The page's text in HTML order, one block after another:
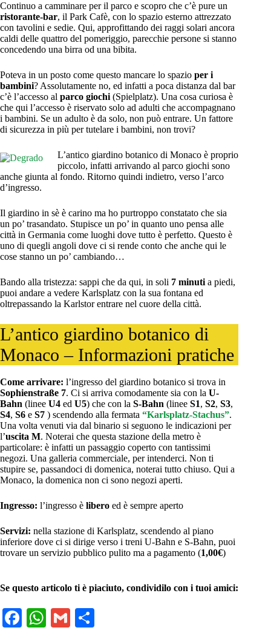
Continuo a camminare per il parco e scopro che c’è pure un
ristorante-bar, il Park Cafè, con lo spazio esterno attrezzato
con tavolini e sedie. Qui, approfittando dei raggi solari ancora
caldi delle quattro del pomeriggio, parecchie persone si stanno
concedendo una birra od una bibita.
Poteva in un posto come questo mancare lo spazio per i
bambini? Assolutamente no, ed infatti a poca distanza dal bar
c’è l’accesso al parco giochi (Spielplatz). Una cosa curiosa è
che qui l’accesso è riservato solo ad adulti che accompagnano
i bambini. Se un adulto è da solo, non può entrare. Un fattore
di sicurezza in più per tutelare i bambini, non trovi?
L’antico giardino botanico di Monaco è proprio
piccolo, infatti arrivando al parco giochi sono
anche giunta al fondo. Ritorno quindi indietro, verso l’arco
d’ingresso.
Il giardino in sè è carino ma ho purtroppo constatato che sia
un po’ trasandato. Stupisce un po’ in quanto uno pensa alle
città in Germania come luoghi dove tutto è perfetto. Questo è
uno di quegli angoli dove ci si rende conto che anche qui le
cose stanno un po’ cambiando…
Bando alla tristezza: sappi che da qui, in soli 7 minuti a piedi,
puoi andare a vedere Karlsplatz con la sua fontana ed
oltrepassando la Karlstor entrare nel cuore della città.
L’antico giardino botanico di
Monaco – Informazioni pratiche
Come arrivare: l’ingresso del giardino botanico si trova in
Sophienstraße 7. Ci si arriva comodamente sia con la U-
Bahn (linee U4 ed U5) che con la S-Bahn (linee S1, S2, S3,
S4, S6 e S7 ) scendendo alla fermata “Karlsplatz-Stachus”.
Una volta venuti via dal binario si seguono le indicazioni per
l’uscita M. Noterai che questa stazione della metro è
particolare: è infatti un passaggio coperto con tantissimi
negozi. Una galleria commerciale, per intenderci. Non ti
stupire se, passandoci di domenica, noterai tutto chiuso. Qui a
Monaco, la domenica non ci sono negozi aperti.
Ingresso: l’ingresso è libero ed è sempre aperto
Servizi: nella stazione di Karlsplatz, scendendo al piano
inferiore dove ci si dirige verso i treni U-Bahn e S-Bahn, puoi
trovare un servizio pubblico pulito ma a pagamento (1,00€)
Se questo articolo ti è piaciuto, condividilo con i tuoi amici:
Fa W
G